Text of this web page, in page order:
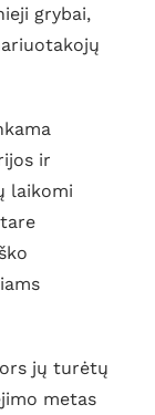
grybai,
ir
laikomi
jų turėtų
metas